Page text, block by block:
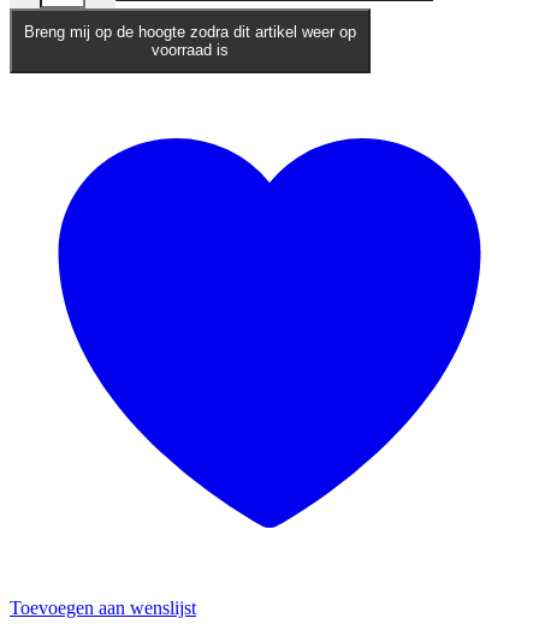
Breng mij op de hoogte zodra dit artikel weer op
voorraad is
Toevoegen aan wenslijst